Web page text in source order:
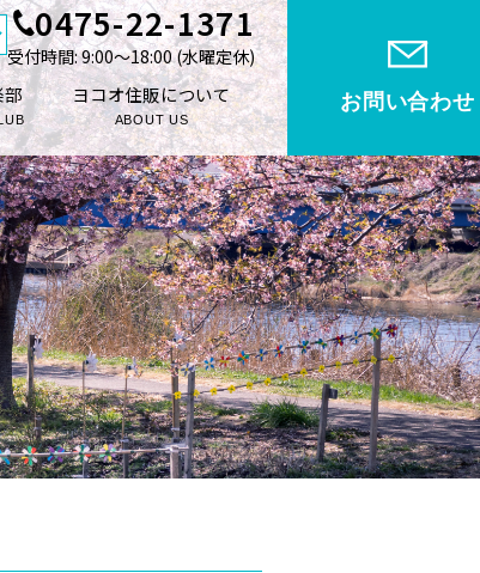
0475-22-1371
受付時間: 9:00〜18:00 (⽔曜定休)
部 ヨコオ住販について
ABOUT US
お問い合わせ